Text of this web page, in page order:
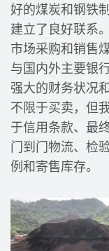
好的煤炭和钢铁
建立了良好联系
市场采购和销售
与国内外主要银
强大的财务状况
不限于买卖，但
于信用条款、最
门到门物流、检
例和寄售库存。